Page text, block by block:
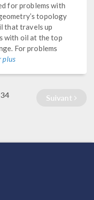
for problems with
topology
that travels up
with oil at the top
For problems
plus
34 Suivant